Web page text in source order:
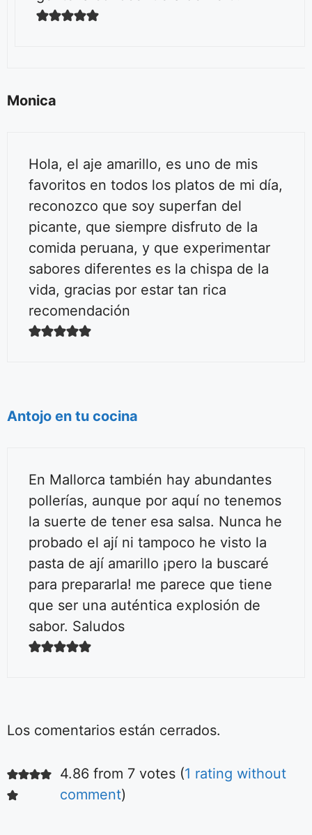
Monica
Hola, el aje amarillo, es uno de mis
favoritos en todos los platos de mi día,
reconozco que soy superfan del
picante, que siempre disfruto de la
comida peruana, y que experimentar
sabores diferentes es la chispa de la
vida, gracias por estar tan rica
recomendación
Antojo en tu cocina
En Mallorca también hay abundantes
pollerías, aunque por aquí no tenemos
la suerte de tener esa salsa. Nunca he
probado el ají ni tampoco he visto la
pasta de ají amarillo ¡pero la buscaré
para prepararla! me parece que tiene
que ser una auténtica explosión de
sabor. Saludos
Los comentarios están cerrados.
4.86 from 7 votes (1 rating without
comment)
Ensalada fácil
de tomates